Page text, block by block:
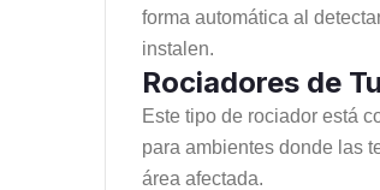
forma automática al
instalen.
Rociadores de
Este tipo de rociador está
para ambientes donde las
área afectada.